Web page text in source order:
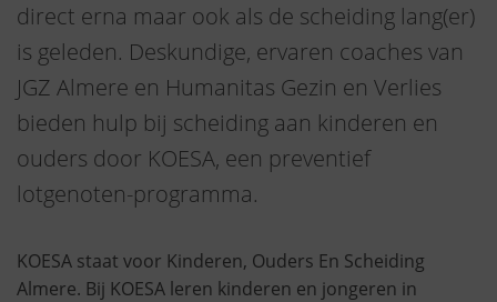
direct erna maar ook als de scheiding lang(er)
is geleden. Deskundige, ervaren coaches van
JGZ Almere en Humanitas Gezin en Verlies
bieden hulp bij scheiding aan kinderen en
ouders door KOESA, een preventief
lotgenoten-programma.
KOESA staat voor Kinderen, Ouders En Scheiding
Almere. Bij KOESA leren kinderen en jongeren in